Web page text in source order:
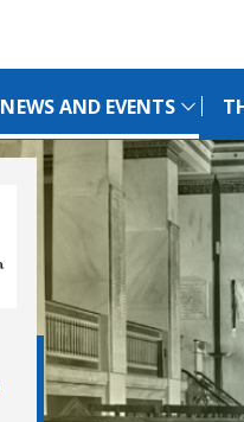
NEWS AND EVENTS